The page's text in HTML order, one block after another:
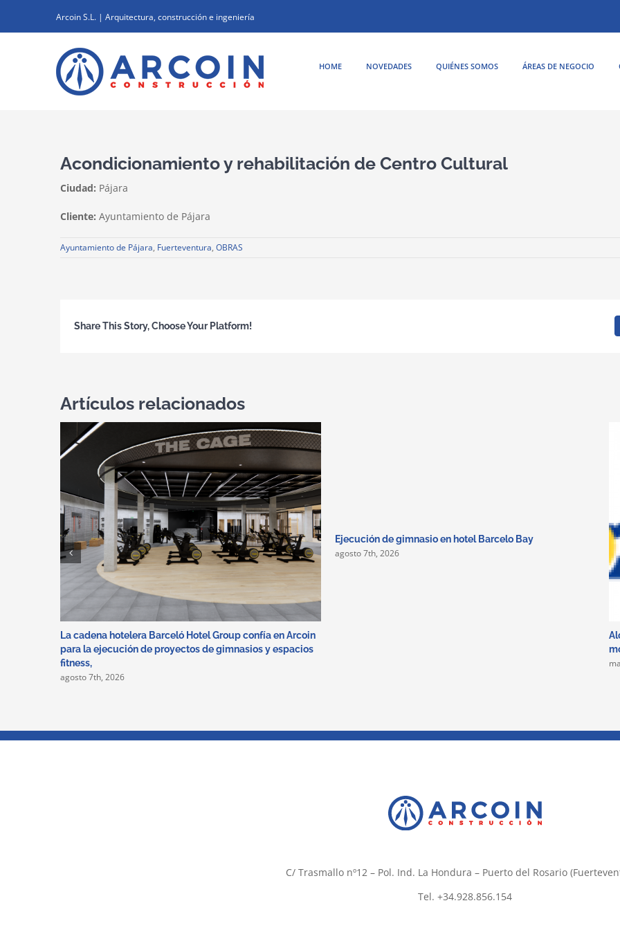
contenido
Arcoin S.L. | Arquitectura, construcción e ingeniería
HOME NOVEDADES QUIÉNES SOMOS ÁREAS DE NEGOCIO
Acondicionamiento y rehabilitación de Centro Cultural
Ciudad: Pájara
Cliente: Ayuntamiento de Pájara
Ayuntamiento de Pájara, Fuerteventura, OBRAS
Share This Story, Choose Your Platform!
Artículos relacionados
La cadena hotelera Barceló Hotel Group confía en Arcoin
para la ejecución de proyectos de gimnasios y espacios
fitness,
agosto 7th, 2026
Ejecución de gimnasio en hotel Barcelo Bay
agosto 7th, 2026
C/ Trasmallo nº12 – Pol. Ind. La Hondura – Puerto del Rosario
Tel. +34.928.856.154